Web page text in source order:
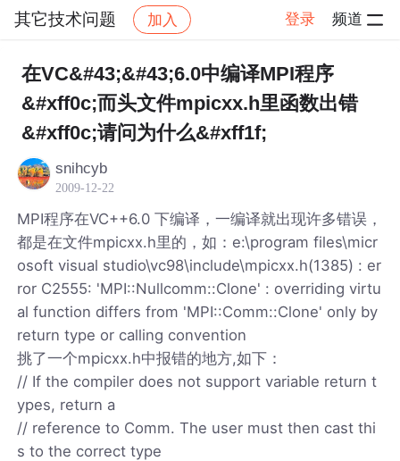
其它技术问题 加入 登录 频道
社区 其它技术问题 帖子详情
在VC&#43;&#43;6.0中编译MPI程序
&#xff0c;而头文件mpicxx.h里函数出错
&#xff0c;请问为什么&#xff1f;
snihcyb
2009-12-22
MPI程序在VC++6.0 下编译，一编译就出现许多错误，
都是在文件mpicxx.h里的，如：e:\program files\micr
osoft visual studio\vc98\include\mpicxx.h(1385) : er
ror C2555: 'MPI::Nullcomm::Clone' : overriding virtu
al function differs from 'MPI::Comm::Clone' only by
return type or calling convention
挑了一个mpicxx.h中报错的地方,如下：
// If the compiler does not support variable return t
ypes, return a
// reference to Comm. The user must then cast thi
s to the correct type